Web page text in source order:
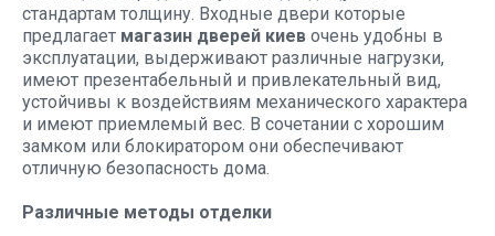
стандартам толщину. Входные двери которые
предлагает магазин дверей киев очень удобны в
эксплуатации, выдерживают различные нагрузки,
имеют презентабельный и привлекательный вид,
устойчивы к воздействиям механического характера
и имеют приемлемый вес. В сочетании с хорошим
замком или блокиратором они обеспечивают
отличную безопасность дома.
Различные методы отделки